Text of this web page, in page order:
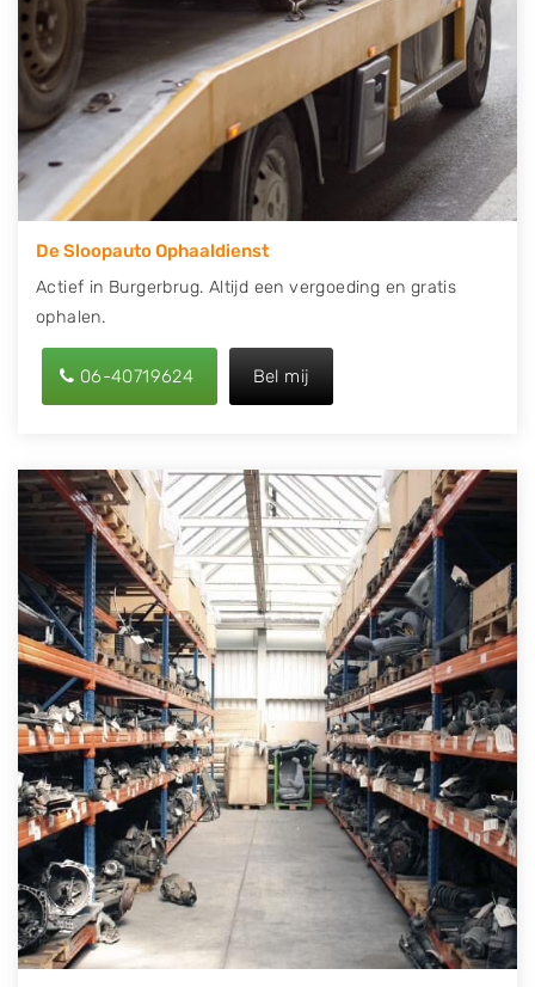
Wij kunnen u helpen met de inkoop van auto's van
eigenlijk alle merken, zoals Alfa Romeo, Audi, BMW,
Chevrolet, Citroën, Dacia, Fiat, Ford, Honda, Hyundai,
Kia, Mazda, Mercedes Benz, Mitsubishi, Nissan, Opel,
Peugeot, Porsche, Renault, Seat, Skoda, Suzuki, Tesla,
Toyota, Volkswagen en Volvo.
De Sloopauto Ophaaldienst
Actief in Burgerbrug. Altijd een vergoeding en gratis
ophalen.
06-40719624 Bel mij